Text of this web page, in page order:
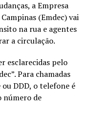
a Empresa
(Emdec) vai
na rua e agentes
a circulação.
esclarecidas pelo
Para chamadas
DDD, o telefone é
número de